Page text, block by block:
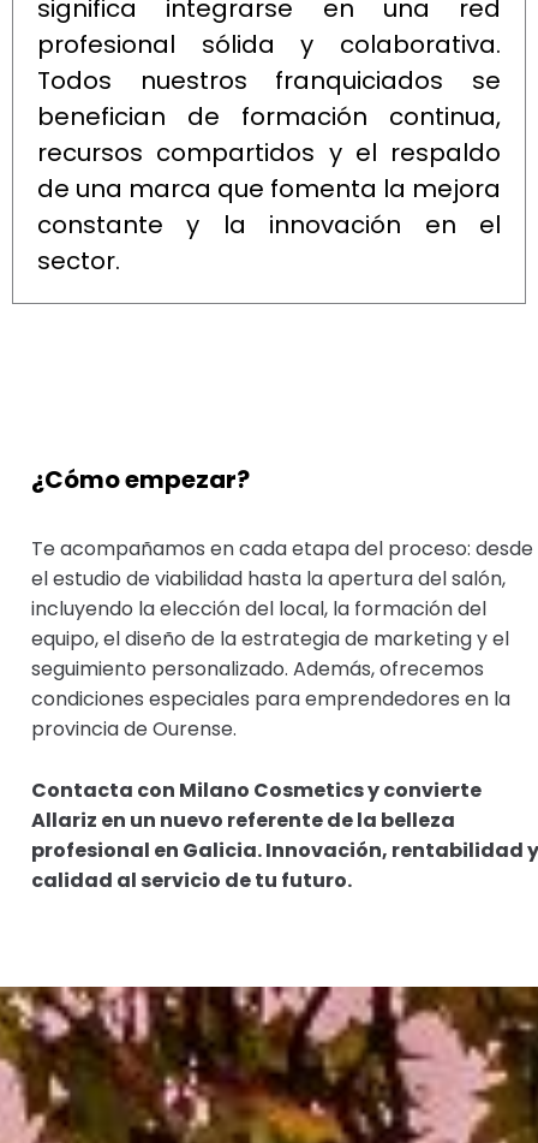
significa integrarse en una red
profesional sólida y colaborativa.
Todos nuestros franquiciados se
benefician de formación continua,
recursos compartidos y el respaldo
de una marca que fomenta la mejora
constante y la innovación en el
sector.
¿Cómo empezar?
Te acompañamos en cada etapa del proceso: desde
el estudio de viabilidad hasta la apertura del salón,
incluyendo la elección del local, la formación del
equipo, el diseño de la estrategia de marketing y el
seguimiento personalizado. Además, ofrecemos
condiciones especiales para emprendedores en la
provincia de Ourense.
Contacta con Milano Cosmetics y convierte
Allariz en un nuevo referente de la belleza
profesional en Galicia. Innovación, rentabilidad y
calidad al servicio de tu futuro.